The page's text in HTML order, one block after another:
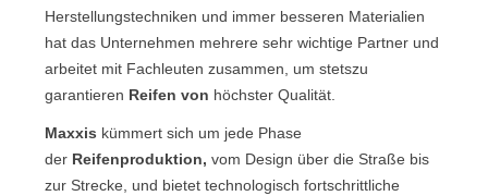
Herstellungstechniken und immer besseren Materialien
hat das Unternehmen mehrere sehr wichtige Partner und
arbeitet mit Fachleuten zusammen, um stetszu
garantieren Reifen von höchster Qualität.
Maxxis kümmert sich um jede Phase
der Reifenproduktion, vom Design über die Straße bis
zur Strecke, und bietet technologisch fortschrittliche